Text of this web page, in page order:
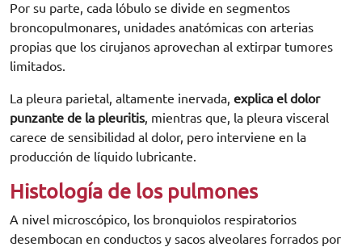
Por su parte, cada lóbulo se divide en segmentos
broncopulmonares, unidades anatómicas con arterias
propias que los cirujanos aprovechan al extirpar tumores
limitados.
La pleura parietal, altamente inervada, explica el dolor
punzante de la pleuritis, mientras que, la pleura visceral
carece de sensibilidad al dolor, pero interviene en la
producción de líquido lubricante.
Histología de los pulmones
A nivel microscópico, los bronquiolos respiratorios
desembocan en conductos y sacos alveolares forrados por